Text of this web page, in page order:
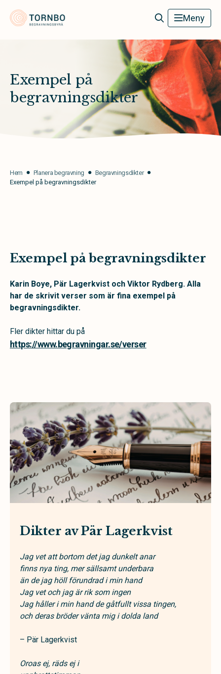
Tornbo Begravningsbyrå Meny
Exempel på
begravningsdikter
Hem Planera begravning
Begravningsdikter
Exempel på begravningsdikter
Exempel på begravningsdikter
Karin Boye, Pär Lagerkvist och Viktor Rydberg. Alla
har de skrivit verser som är fina exempel på
begravningsdikter.
Fler dikter hittar du på
https://www.begravningar.se/verser
Dikter av Pär Lagerkvist
Jag vet att bortom det jag dunkelt anar
finns nya ting, mer sällsamt underbara
än de jag höll förundrad i min hand
Jag vet och jag är rik som ingen
Jag håller i min hand de gåtfullt vissa tingen,
och deras bröder vänta mig i dolda land
– Pär Lagerkvist
Oroas ej, räds ej i